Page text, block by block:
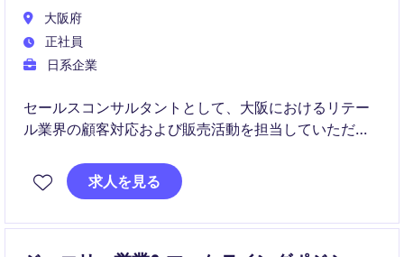
大阪府
正社員
日系企業
セールスコンサルタントとして、大阪におけるリテー
ル業界の顧客対応および販売活動を担当していただき
握し、最適な商品提案を行うことが求められます。
求人を見る